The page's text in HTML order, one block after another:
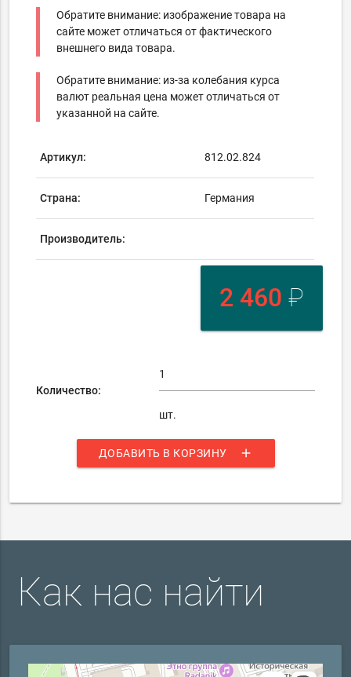
Обратите внимание: изображение товара на
сайте может отличаться от фактического
внешнего вида товара.
Обратите внимание: из-за колебания курса
валют реальная цена может отличаться от
указанной на сайте.
Артикул: 812.02.824
Страна: Германия
Производитель:
2 460 ₽
Количество:
шт.
ДОБАВИТЬ В КОРЗИНУ add
Как нас найти